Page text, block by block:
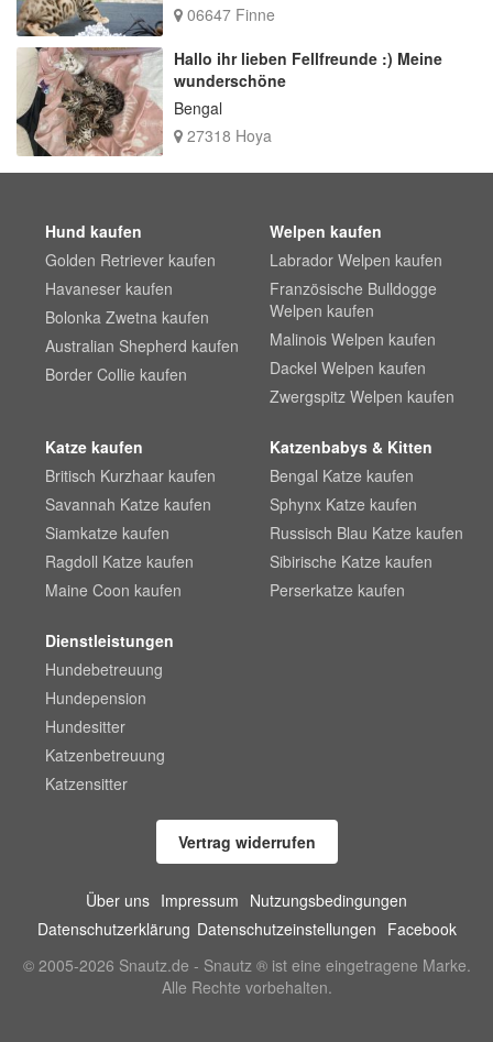
06647 Finne
Hallo ihr lieben Fellfreunde :) Meine
wunderschöne
Bengal
27318 Hoya
Hund kaufen
Golden Retriever kaufen
Havaneser kaufen
Bolonka Zwetna kaufen
Australian Shepherd kaufen
Border Collie kaufen
Welpen kaufen
Labrador Welpen kaufen
Französische Bulldogge
Welpen kaufen
Malinois Welpen kaufen
Dackel Welpen kaufen
Zwergspitz Welpen kaufen
Katze kaufen
Britisch Kurzhaar kaufen
Savannah Katze kaufen
Siamkatze kaufen
Ragdoll Katze kaufen
Maine Coon kaufen
Katzenbabys & Kitten
Bengal Katze kaufen
Sphynx Katze kaufen
Russisch Blau Katze kaufen
Sibirische Katze kaufen
Perserkatze kaufen
Dienstleistungen
Hundebetreuung
Hundepension
Hundesitter
Katzenbetreuung
Katzensitter
Vertrag widerrufen
Über uns Impressum Nutzungsbedingungen
Datenschutzerklärung Datenschutzeinstellungen Facebook
© 2005-2026 Snautz.de - Snautz ® ist eine eingetragene Marke.
Alle Rechte vorbehalten.